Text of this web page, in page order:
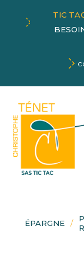
TIC
ÉPARGNE